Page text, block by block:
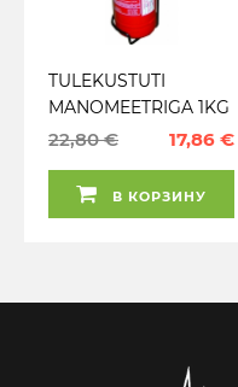
TULEKUSTUTI
MANOMEETRIGA 1KG
ABC
22,80 € 17,86 €
В КОРЗИНУ